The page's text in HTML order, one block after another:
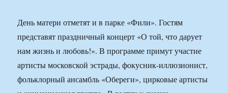
День матери отметят и в парке «Фили». Гостям
представят праздничный концерт «О той, что дарует
нам жизнь и любовь!». В программе примут участие
артисты московской эстрады, фокусник-иллюзионист,
фольклорный ансамбль «Обереги», цирковые артисты